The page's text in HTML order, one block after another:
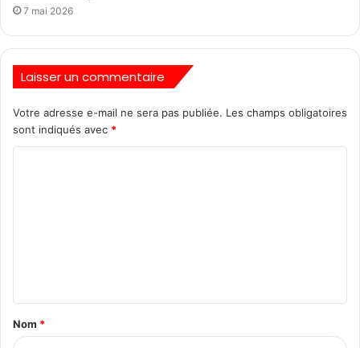
7 mai 2026
Laisser un commentaire
Votre adresse e-mail ne sera pas publiée. Les champs obligatoires
sont indiqués avec *
Nom *